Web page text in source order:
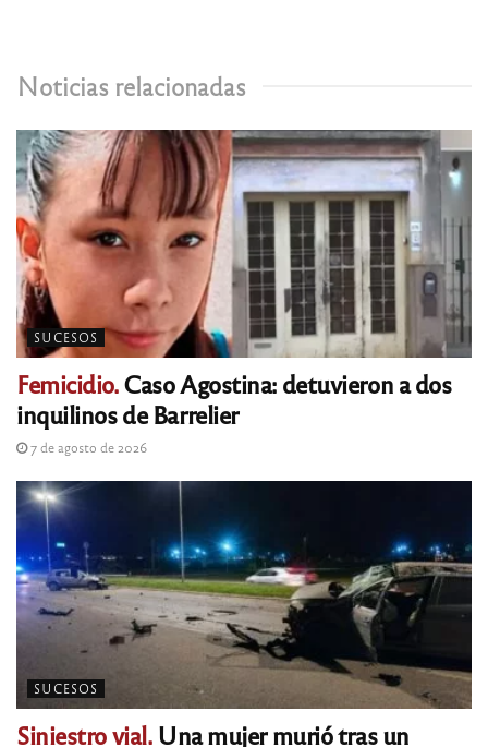
Noticias relacionadas
SUCESOS
Femicidio.Caso Agostina: detuvieron a dos
inquilinos de Barrelier
7 de agosto de 2026
SUCESOS
Siniestro vial.Una mujer murió tras un